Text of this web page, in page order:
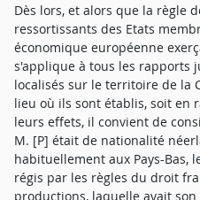
Dès lors, et alors que la règle
ressortissants des Etats
économique européenne
s'applique à tous les rapports
localisés sur le territoire de la
lieu où ils sont établis, soit en
leurs effets, il convient de
M. [P] était de nationalité
habituellement aux Pays-Bas,
régis par les règles du droit
productions, laquelle avait